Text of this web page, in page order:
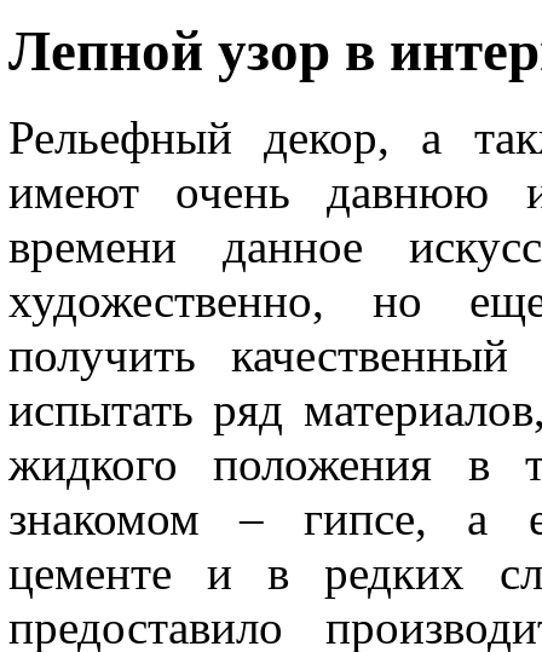
Лепной узор в
Рельефный декор, а
имеют очень давнюю
времени данное
художественно, но
получить
испытать ряд
жидкого положения в
знакомом – гипсе, а
цементе и в редких
предоставило